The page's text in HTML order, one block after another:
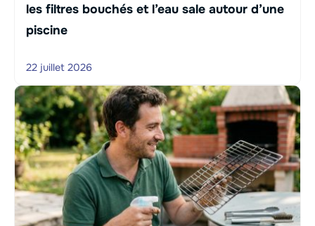
les filtres bouchés et l’eau sale autour d’une
piscine
22 juillet 2026